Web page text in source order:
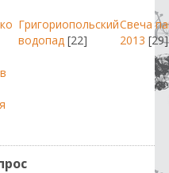
Григориопольский
водопад [22]
Свеча
2013 [29]